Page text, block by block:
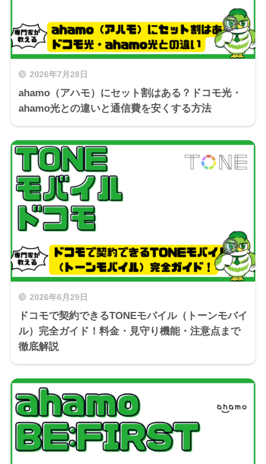
2026年7月28日
ahamo（アハモ）にセット割はある？ドコモ光・
ahamo光との違いと通信費を安くする方法
2026年6月29日
ドコモで契約できるTONEモバイル（トーンモバイ
ル）完全ガイド！料金・見守り機能・注意点まで
徹底解説